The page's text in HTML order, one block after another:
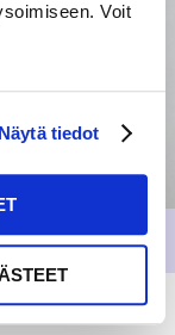
Voit
Näytä tiedot